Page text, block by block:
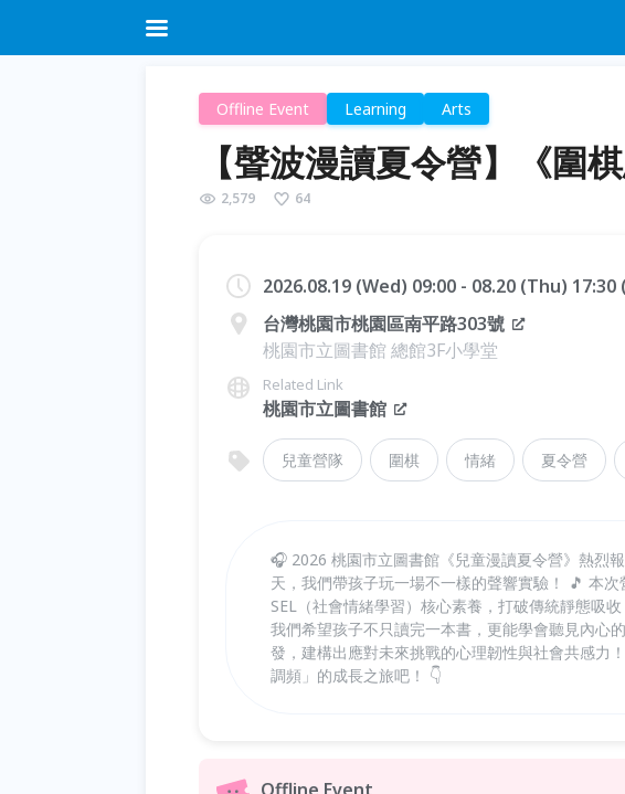
Offline Event Learning Arts
【聲波漫讀夏令營】《圍
2,579 64
2026.08.19 (Wed) 09:00 - 08.20 (Thu) 17:30
台灣桃園市桃園區南平路303號
桃園市立圖書館 總館3F小學堂
Related Link
桃園市立圖書館
兒童營隊 圍棋 情緒 夏令營
🎧 2026 桃園市立圖書館《兒童漫讀夏令營》熱烈
天，我們帶孩子玩一場不一樣的聲響實驗！ 🎵 本
SEL（社會情緒學習）核心素養，打破傳統靜態吸
我們希望孩子不只讀完一本書，更能學會聽見內心
發，建構出應對未來挑戰的心理韌性與社會共感力
調頻」的成長之旅吧！ 👇